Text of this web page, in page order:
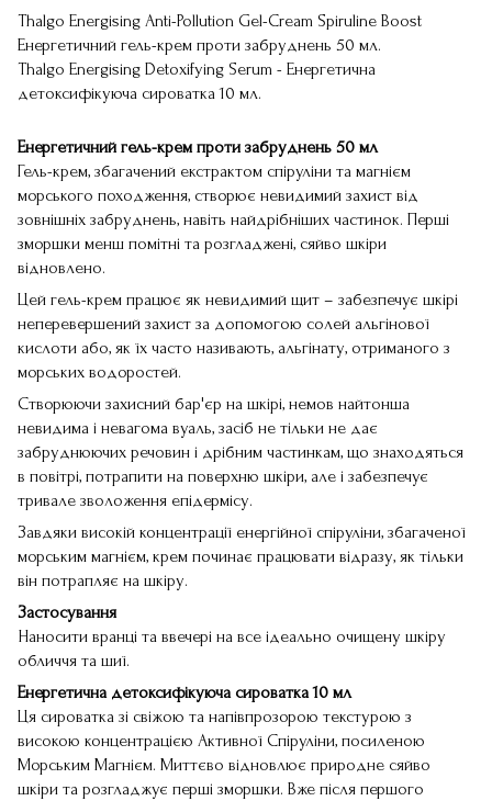
Thalgo Energising Anti-Pollution Gel-Cream Spiruline Boost
Енергетичний гель-крем проти забруднень 50 мл.
Thalgo Energising Detoxifying Serum - Енергетична
детоксифікуюча сироватка 10 мл.
Енергетичний гель-крем проти забруднень 50 мл
Гель-крем, збагачений екстрактом спіруліни та магнієм
морського походження, створює невидимий захист від
зовнішніх забруднень, навіть найдрібніших частинок. Перші
зморшки менш помітні та розгладжені, сяйво шкіри
відновлено.
Цей гель-крем працює як невидимий щит – забезпечує шкірі
неперевершений захист за допомогою солей альгінової
кислоти або, як їх часто називають, альгінату, отриманого з
морських водоростей.
Створюючи захисний бар'єр на шкірі, немов найтонша
невидима і невагома вуаль, засіб не тільки не дає
забруднюючих речовин і дрібним частинкам, що знаходяться
в повітрі, потрапити на поверхню шкіри, але і забезпечує
тривале зволоження епідермісу.
Завдяки високій концентрації енергійної спіруліни, збагаченої
морським магнієм, крем починає працювати відразу, як тільки
він потрапляє на шкіру.
Застосування
Наносити вранці та ввечері на все ідеально очищену шкіру
обличчя та шиї.
Енергетична детоксифікуюча сироватка 10 мл
Ця сироватка зі свіжою та напівпрозорою текстурою з
високою концентрацією Активної Спіруліни, посиленою
Морським Магнієм. Миттєво відновлює природне сяйво
шкіри та розгладжує перші зморшки. Вже після першого